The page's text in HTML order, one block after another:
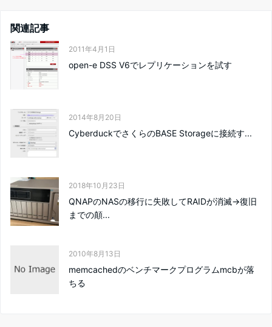
関連記事
2011年4月1日
open-e DSS V6でレプリケーションを試す
2014年8月20日
CyberduckでさくらのBASE Storageに接続す...
2018年10月23日
QNAPのNASの移行に失敗してRAIDが消滅→復旧
までの顛...
2010年8月13日
memcachedのベンチマークプログラムmcbが落
ちる